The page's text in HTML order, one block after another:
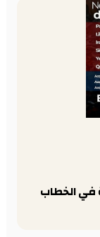
في الخطاب